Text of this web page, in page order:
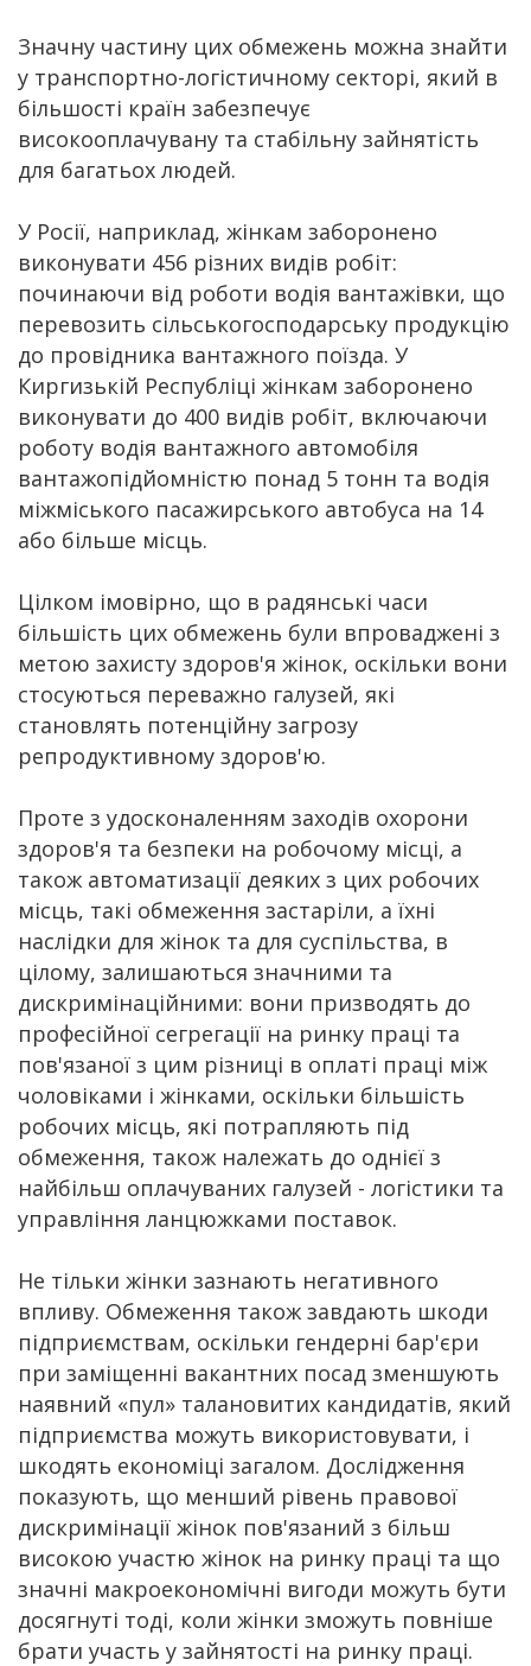
Значну частину цих обмежень можна знайти
у транспортно-логістичному секторі, який в
більшості країн забезпечує
високооплачувану та стабільну зайнятість
для багатьох людей.
У Росії, наприклад, жінкам заборонено
виконувати 456 різних видів робіт:
починаючи від роботи водія вантажівки, що
перевозить сільськогосподарську продукцію
до провідника вантажного поїзда. У
Киргизькій Республіці жінкам заборонено
виконувати до 400 видів робіт, включаючи
роботу водія вантажного автомобіля
вантажопідйомністю понад 5 тонн та водія
міжміського пасажирського автобуса на 14
або більше місць.
Цілком імовірно, що в радянські часи
більшість цих обмежень були впроваджені з
метою захисту здоров'я жінок, оскільки вони
стосуються переважно галузей, які
становлять потенційну загрозу
репродуктивному здоров'ю.
Проте з удосконаленням заходів охорони
здоров'я та безпеки на робочому місці, а
також автоматизації деяких з цих робочих
місць, такі обмеження застаріли, а їхні
наслідки для жінок та для суспільства, в
цілому, залишаються значними та
дискримінаційними: вони призводять до
професійної сегрегації на ринку праці та
пов'язаної з цим різниці в оплаті праці між
чоловіками і жінками, оскільки більшість
робочих місць, які потрапляють під
обмеження, також належать до однієї з
найбільш оплачуваних галузей - логістики та
управління ланцюжками поставок.
Не тільки жінки зазнають негативного
впливу. Обмеження також завдають шкоди
підприємствам, оскільки гендерні бар'єри
при заміщенні вакантних посад зменшують
наявний «пул» талановитих кандидатів, який
підприємства можуть використовувати, і
шкодять економіці загалом. Дослідження
показують, що менший рівень правової
дискримінації жінок пов'язаний з більш
високою участю жінок на ринку праці та що
значні макроекономічні вигоди можуть бути
досягнуті тоді, коли жінки зможуть повніше
брати участь у зайнятості на ринку праці.